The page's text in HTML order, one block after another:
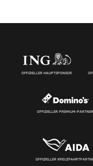
OFFIZIELLER HAUPTSPONSOR
OFFIZIELLER PREMIUM-PARTNER
OFFIZIELLER